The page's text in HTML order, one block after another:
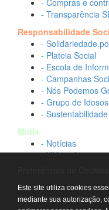
- Compras e
- Transparência
Responsabilidade
-
- Plateia Social
- Escola de
- Campanhas
- Nós Podemos
- Grupo de Idosos
- Sustentabilidade
Mídia
- Notícias
- Vídeos
Contato
- Fale conosco
Este site utiliza cookies
mediante sua autorização,